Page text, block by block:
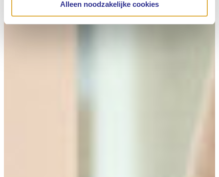
Alleen noodzakelijke cookies